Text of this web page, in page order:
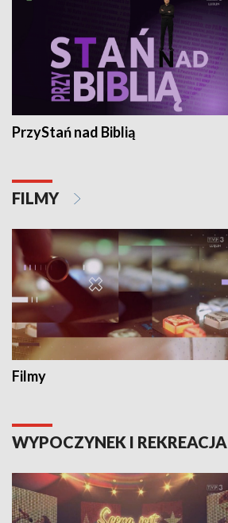
PrzyStań nad Biblią
FILMY
Filmy
WYPOCZYNEK I REKREACJA